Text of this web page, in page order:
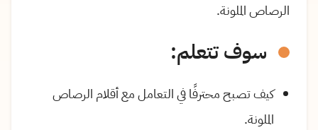
الرصاص الملونة.
سوف تتعلم:
كيف تصبح محترفًا في التعامل مع أقلام الرصاص
الملونة.